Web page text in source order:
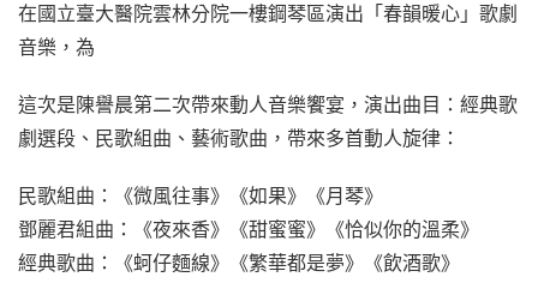
在國立臺大醫院雲林分院一樓鋼琴區演出「春韻暖心」歌劇
音樂，為
這次是陳譽晨第二次帶來動人音樂饗宴，演出曲目：經典歌
劇選段、民歌組曲、藝術歌曲，帶來多首動人旋律：
民歌組曲：《微風往事》《如果》《月琴》
鄧麗君組曲：《夜來香》《甜蜜蜜》《恰似你的溫柔》
經典歌曲：《蚵仔麵線》《繁華都是夢》《飲酒歌》